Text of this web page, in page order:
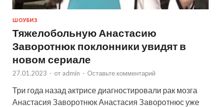
ШОУБИЗ
Тяжелобольную Анастасию
Заворотнюк поклонники увидят в
новом сериале
27.01.2023 - от admin - Оставьте комментарий
Три года назад актрисе диагностировали рак мозга
Анастасия Заворотнюк Анастасия Заворотнюс уже